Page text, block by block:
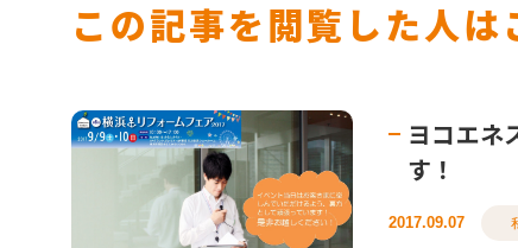
この記事を閲覧した人
ヨコエネ
す！
2017.09.07